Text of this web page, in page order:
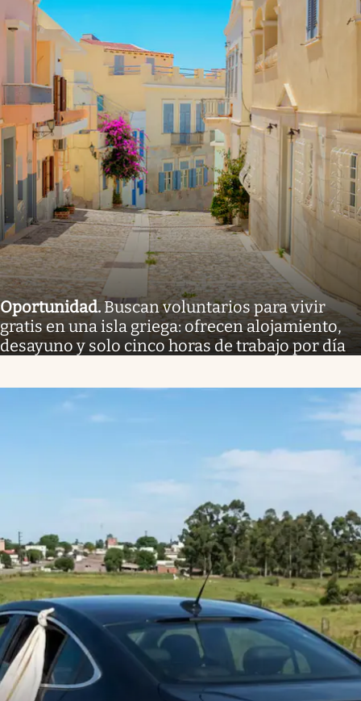
Oportunidad.Buscan voluntarios para vivir
gratis en una isla griega: ofrecen alojamiento,
desayuno y solo cinco horas de trabajo por día